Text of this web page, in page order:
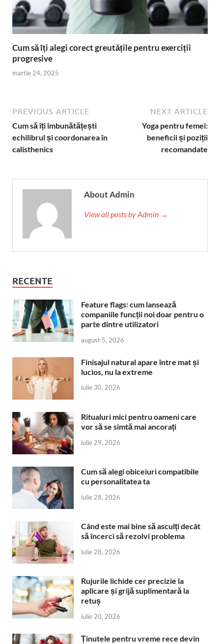
Cum să îți alegi corect greutățile pentru exerciții
progresive
martie 24, 2025
PREVIOUS ARTICLE
Cum să îți îmbunătățești
echilibrul și coordonarea în
calisthenics
NEXT ARTICLE
Yoga pentru femei:
beneficii și poziții
recomandate
About Admin
View all posts by Admin →
RECENTE
Feature flags: cum lansează
companiile funcții noi doar pentru o
parte dintre utilizatori
august 5, 2026
Finisajul natural apare între mat și
lucios, nu la extreme
iulie 30, 2026
Ritualuri mici pentru oameni care
vor să se simtă mai ancorați
iulie 29, 2026
Cum să alegi obiceiuri compatibile
cu personalitatea ta
iulie 28, 2026
Când este mai bine să asculți decât
să încerci să rezolvi problema
iulie 28, 2026
Rujurile lichide cer precizie la
aplicare și grijă suplimentară la
retuș
iulie 20, 2026
Ținutele pentru vreme rece devin